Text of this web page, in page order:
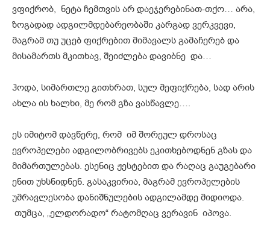
ვფიქრობ, ნეტა ჩემთვის არ დაეჯერებინათ-თქო… არა,
ზოგადად ადგილმდებარეობაში კარგად ვერკვევი,
მაგრამ თუ უცებ ფიქრებით მიმავალს გამაჩერებ და
მისამართს მკითხავ, შეიძლება დავიბნე და…
ჰოდა, სიმართლე გითხრათ, სულ მეფიქრება, სად არის
ახლა ის ხალხი, მე რომ გზა ვასწავლე….
ეს იმიტომ დავწერე, რომ იმ შორეულ დროსაც
ევროპელები ადგილობრივებს ეკითხებოდნენ გზას და
მიმართულებას. ესენიც ჟესტებით და რაღაც გაუგებარი
ენით უხსნიდნენ. გასაკვირია, მაგრამ ევროპელების
უმრავლესობა დანიშნულების ადგილამდე მიდიოდა.
თუმცა, „ელდორადო“ რატომღაც ვერავინ იპოვა.